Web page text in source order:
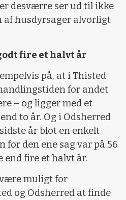
desværre ser ud til ikke
af husdyrsager alvorligt
fire et halvt år
på, at i Thisted
for andet
– og ligger med et
to år. Og i Odsherred
år blot en enkelt
for den ene sag var på 56
end fire et halvt år.
muligt for
og Odsherred at finde